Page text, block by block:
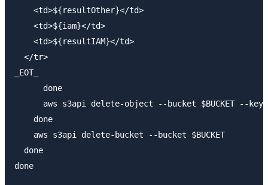
    <td>${resultOther}</td>
    <td>${iam}</td>
    <td>${resultIAM}</td>
  </tr>
_EOT_
      done
aws s3api delete-object --bucket $BUCKET --key
    done
    aws s3api delete-bucket --bucket $BUCKET
  done
done